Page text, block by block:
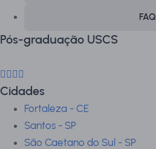
FAQ
Pós-graduação USCS
Cidades
Fortaleza - CE
Santos - SP
São Caetano do Sul - SP